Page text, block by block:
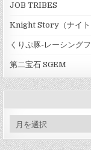
JOB TRIBES
Knight Story（ナイト
くりぷ豚-レーシング
第二宝石 SGEM
ー
カ